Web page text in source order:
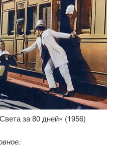
за 80 дней» (1956)